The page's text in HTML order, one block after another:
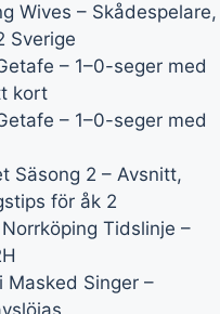
Wives – Skådespelare,
Sverige
– 1–0-seger med
kort
– 1–0-seger med
Säsong 2 – Avsnitt,
för åk 2
Tidslinje –
Masked Singer –